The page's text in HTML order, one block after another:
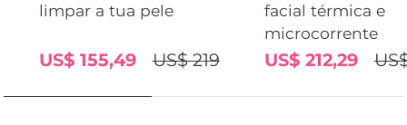
limpar a tua pele
US$ 219
US$ 155,49
facial térmica e
microcorrente
US$ 212,29